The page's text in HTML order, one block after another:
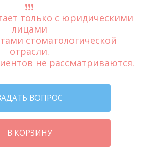
❗️❗️❗️
только с юридическими
лицами
стоматологической
отрасли.
не рассматриваются.
ВОПРОС
В КОРЗИНУ